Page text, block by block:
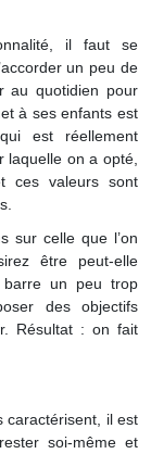
il faut se
un peu de
au quotidien pour
à ses enfants est
est réellement
laquelle on a opté,
ces valeurs sont
sur celle que l’on
être peut-elle
barre un peu trop
des objectifs
Résultat : on fait
caractérisent, il est
soi-même et